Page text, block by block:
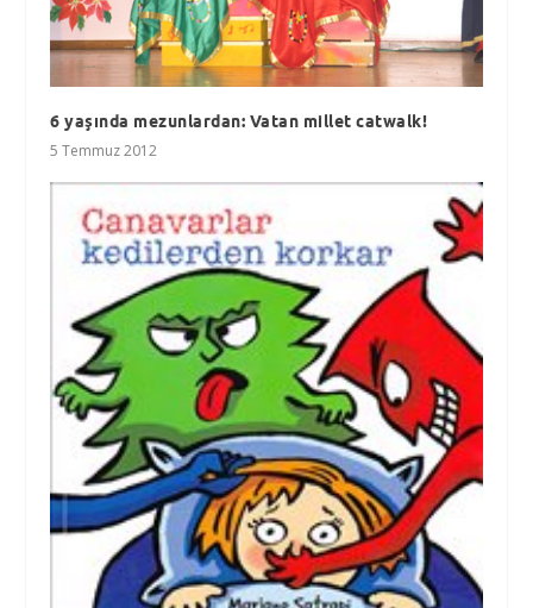
6 yaşında mezunlardan: Vatan millet catwalk!
5 Temmuz 2012